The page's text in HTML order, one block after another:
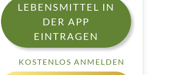
LEBENSMITTEL IN
DER APP
EINTRAGEN
KOSTENLOS ANMELDEN